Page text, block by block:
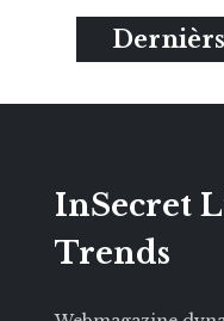
InSecret
Trends